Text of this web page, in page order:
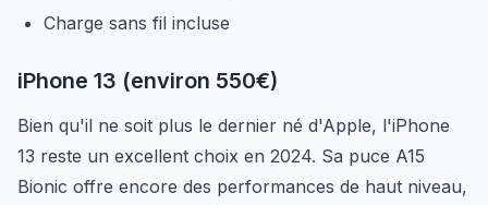
Charge sans fil incluse
iPhone 13 (environ 550€)
Bien qu'il ne soit plus le dernier né d'Apple, l'iPhone
13 reste un excellent choix en 2024. Sa puce A15
Bionic offre encore des performances de haut niveau,